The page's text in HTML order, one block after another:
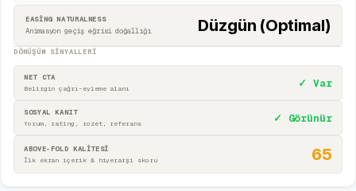
EASING NATURALNESS
Animasyon geçiş eğrisi doğallığı
Düzgün (Optimal)
DÖNÜŞÜM SINYALLERI
NET CTA
Belirgin çağrı-eyleme alanı ✓ Var
SOSYAL KANIT
Yorum, rating, rozet, referans ✓ Görünür
ABOVE-FOLD KALİTESİ
İlk ekran içerik & hiyerarşi skoru 65